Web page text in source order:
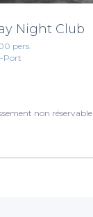
Night Club
pers.
Port
non réservable